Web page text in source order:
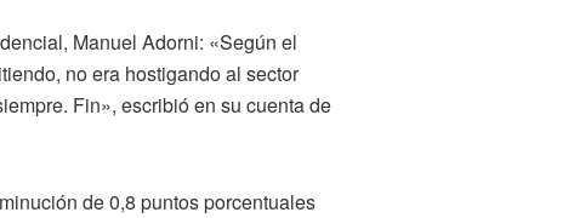
Manuel Adorni: «Según el
no era hostigando al sector
Fin», escribió en su cuenta de
de 0,8 puntos porcentuales